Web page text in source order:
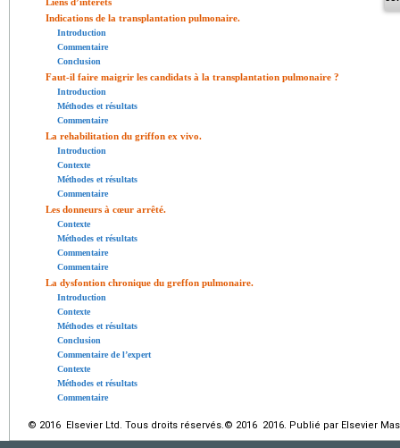
Indications de la transplantation pulmonaire.
Introduction
Commentaire
Conclusion
Faut-il faire maigrir les candidats à la transplantation pulmonaire ?
Introduction
Méthodes et résultats
Commentaire
La rehabilitation du griffon ex vivo.
Introduction
Contexte
Méthodes et résultats
Commentaire
Les donneurs à cœur arrêté.
Contexte
Méthodes et résultats
Commentaire
Commentaire
La dysfontion chronique du greffon pulmonaire.
Introduction
Contexte
Méthodes et résultats
Conclusion
Commentaire de l’expert
Contexte
Méthodes et résultats
Commentaire
© 2016 Elsevier Ltd. Tous droits réservés.© 2016 2016. Publié par Elsevier